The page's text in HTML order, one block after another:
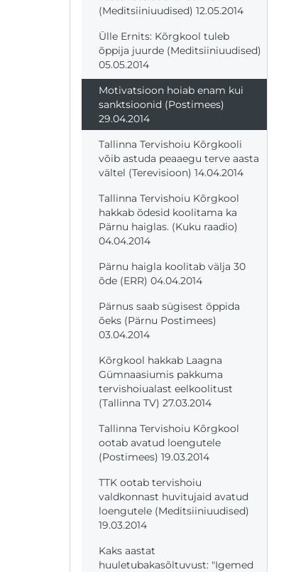
(Meditsiiniuudised) 12.05.2014
Ülle Ernits: Kõrgkool tuleb
õppija juurde (Meditsiiniuudised)
05.05.2014
Motivatsioon hoiab enam kui
sanktsioonid (Postimees)
29.04.2014
Tallinna Tervishoiu Kõrgkooli
võib astuda peaaegu terve aasta
vältel (Terevisioon) 14.04.2014
Tallinna Tervishoiu Kõrgkool
hakkab õdesid koolitama ka
Pärnu haiglas. (Kuku raadio)
04.04.2014
Pärnu haigla koolitab välja 30
õde (ERR) 04.04.2014
Pärnus saab sügisest õppida
õeks (Pärnu Postimees)
03.04.2014
Kõrgkool hakkab Laagna
Gümnaasiumis pakkuma
tervishoiualast eelkoolitust
(Tallinna TV) 27.03.2014
Tallinna Tervishoiu Kõrgkool
ootab avatud loengutele
(Postimees) 19.03.2014
TTK ootab tervishoiu
valdkonnast huvitujaid avatud
loengutele (Meditsiiniuudised)
19.03.2014
Kaks aastat
huuletubakasõltuvust: "Igemed